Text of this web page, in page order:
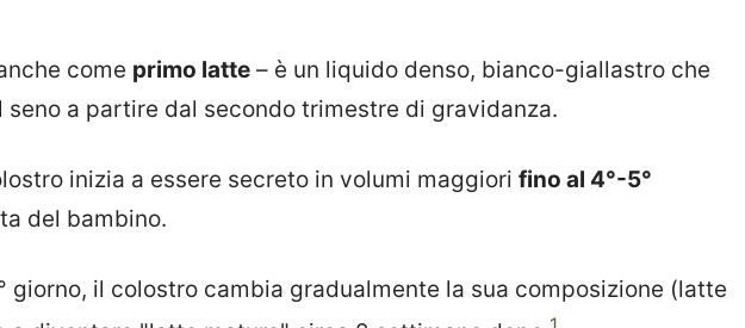
come primo latte – è un liquido denso, bianco-giallastro che
a partire dal secondo trimestre di gravidanza.
inizia a essere secreto in volumi maggiori fino al 4°-5°
del bambino.
giorno, il colostro cambia gradualmente la sua composizione (latte